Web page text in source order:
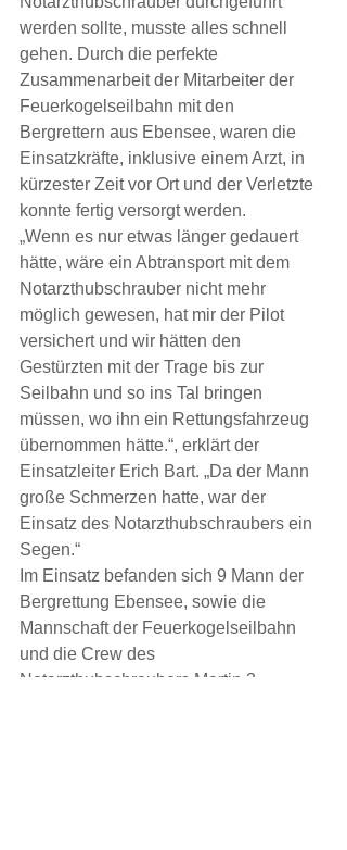
werden sollte, musste alles schnell
gehen. Durch die perfekte
Zusammenarbeit der Mitarbeiter der
Feuerkogelseilbahn mit den
Bergrettern aus Ebensee, waren die
Einsatzkräfte, inklusive einem Arzt, in
kürzester Zeit vor Ort und der Verletzte
konnte fertig versorgt werden.
„Wenn es nur etwas länger gedauert
hätte, wäre ein Abtransport mit dem
Notarzthubschrauber nicht mehr
möglich gewesen, hat mir der Pilot
versichert und wir hätten den
Gestürzten mit der Trage bis zur
Seilbahn und so ins Tal bringen
müssen, wo ihn ein Rettungsfahrzeug
übernommen hätte.“, erklärt der
Einsatzleiter Erich Bart. „Da der Mann
große Schmerzen hatte, war der
Einsatz des Notarzthubschraubers ein
Segen.“
Im Einsatz befanden sich 9 Mann der
Bergrettung Ebensee, sowie die
Mannschaft der Feuerkogelseilbahn
und die Crew des
Notarzthubschraubers Martin 3.